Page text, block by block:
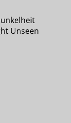
Unseen